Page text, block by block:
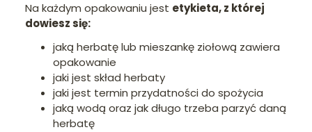
Na każdym opakowaniu jest etykieta, z której
dowiesz się:
jaką herbatę lub mieszankę ziołową zawiera
opakowanie
jaki jest skład herbaty
jaki jest termin przydatności do spożycia
jaką wodą oraz jak długo trzeba parzyć daną
herbatę